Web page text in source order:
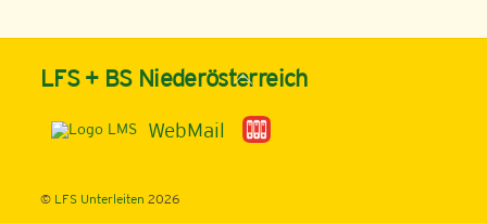
Back
Top
LFS + BS Niederösterreich
WebMail
© LFS Unterleiten 2026